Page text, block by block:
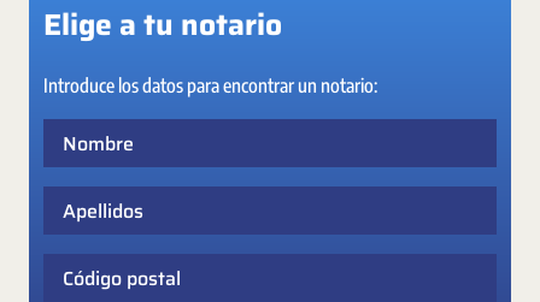
Elige a tu notario
Introduce los datos para encontrar un notario: